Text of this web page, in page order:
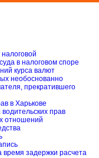
в налоговом споре
курса валют
необоснованно
прекратившего
в Харькове
прав
отношений
время задержки расчета